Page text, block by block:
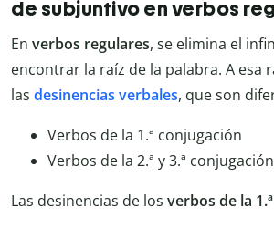
de subjuntivo en verbos
En verbos regulares, se elimina el
encontrar la raíz de la palabra. A esa
las desinencias verbales, que son
Verbos de la 1.ª conjugación
Verbos de la 2.ª y 3.ª conjugación
Las desinencias de los verbos de la